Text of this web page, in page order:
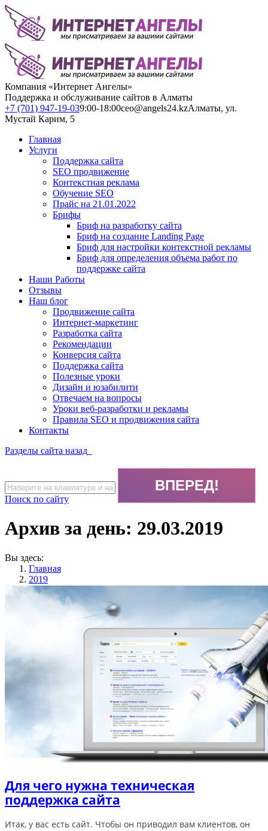
Компания «Интернет Ангелы»
Поддержка и обслуживание сайтов в Алматы
+7 (701) 947-19-039:00-18:00ceo@angels24.kzАлматы, ул.
Мустай Карим, 5
Главная
Услуги
Поддержка сайта
SEO продвижение
Контекстная реклама
Обучение SEO
Прайс на 21.01.2022
Брифы
Бриф на разработку сайта
Бриф на создание Landing Page
Бриф для настройки контекстной рекламы
Бриф для определения объема работ по
поддержке сайта
Наши Работы
Отзывы
Наш блог
Продвижение сайта
Интернет-маркетинг
Разработка сайта
Рекомендации
Конверсия сайта
Поддержка сайта
Полезные уроки
Дизайн и юзабилити
Отвечаем на вопросы
Уроки веб-разработки и рекламы
Правила SEO и продвижения сайта
Контакты
Разделы сайта назад
Поиск по сайту
Архив за день: 29.03.2019
Вы здесь:
Главная
2019
Март
Для чего нужна техническая
поддержка сайта
Итак, у вас есть сайт. Чтобы он приводил вам клиентов, он